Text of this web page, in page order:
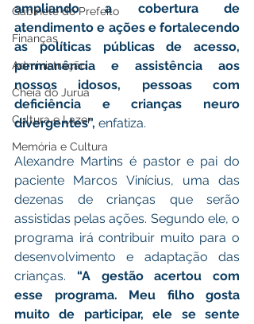
Gabinete do Prefeito
Finanças
Administração
Cheia do Juruá
Cultura e Lazer
Memória e Cultura
ampliando a cobertura de
atendimento e ações e fortalecendo
as políticas públicas de acesso,
permanência e assistência aos
nossos idosos, pessoas com
deficiência e crianças neuro
divergentes”, enfatiza.
Alexandre Martins é pastor e pai do
paciente Marcos Vinícius, uma das
dezenas de crianças que serão
assistidas pelas ações. Segundo ele, o
programa irá contribuir muito para o
desenvolvimento e adaptação das
crianças. “A gestão acertou com
esse programa. Meu filho gosta
muito de participar, ele se sente